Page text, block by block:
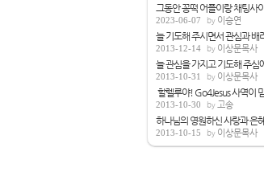
2023-06-07 이승연
2013-12-14 이상문목사
2013-10-31 이상문목사
2013-10-30 고송
2013-10-15 이상문목사